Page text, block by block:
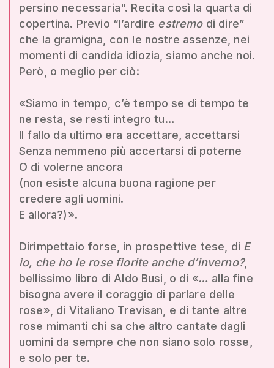
persino necessaria". Recita così la quarta di
copertina. Previo “l’ardire estremodi dire”
che la gramigna, con le nostre assenze, nei
momenti di candida idiozia, siamo anche noi.
Però, o meglio per ciò:
«Siamo in tempo, c’è tempo se di tempo te
ne resta, se resti integro tu…
Il fallo da ultimo era accettare, accettarsi
Senza nemmeno più accertarsi di poterne
O di volerne ancora
(non esiste alcuna buona ragione per
credere agli uomini.
E allora?)».
Dirimpettaio forse, in prospettive tese, di E
io, che ho le rose fiorite anche d’inverno?,
bellissimo libro di Aldo Busi, o di «… alla fine
bisogna avere il coraggio di parlare delle
rose», di Vitaliano Trevisan, e di tante altre
rose mimanti chi sa che altro cantate dagli
uomini da sempre che non siano solo rosse,
e solo per te.